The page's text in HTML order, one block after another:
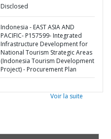
Disclosed
Indonesia - EAST ASIA AND
PACIFIC- P157599- Integrated
Infrastructure Development for
National Tourism Strategic Areas
(Indonesia Tourism Development
Project) - Procurement Plan
Voir la suite